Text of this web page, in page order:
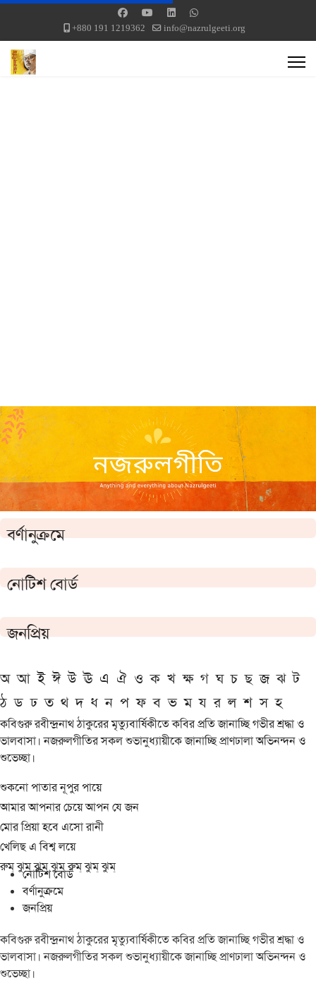
+880 191 1219362 info@nazrulgeeti.org
বর্ণানুক্রমে
নোটিশ বোর্ড
জনপ্রিয়
অ আ ই ঈ উ ঊ এ ঐ ও ক খ ক্ষ গ ঘ চ ছ জ ঝ ট
ঠ ড ঢ ত থ দ ধ ন প ফ ব ভ ম য র ল শ স হ
কবিগুরু রবীন্দ্রনাথ ঠাকুরের মৃত্যুবার্ষিকীতে কবির প্রতি জানাচ্ছি গভীর শ্রদ্ধা ও
ভালবাসা। নজরুলগীতির সকল শুভানুধ্যায়ীকে জানাচ্ছি প্রাণঢালা অভিনন্দন ও
শুভেচ্ছা।
শুকনো পাতার নূপুর পায়ে
আমার আপনার চেয়ে আপন যে জন
মোর প্রিয়া হবে এসো রানী
খেলিছ এ বিশ্ব লয়ে
রুম্ ঝুম্ ঝুম্ ঝুম্ রুম্ ঝুম্ ঝুম্
নোটিশ বোর্ড
বর্ণানুক্রমে
জনপ্রিয়
কবিগুরু রবীন্দ্রনাথ ঠাকুরের মৃত্যুবার্ষিকীতে কবির প্রতি জানাচ্ছি গভীর শ্রদ্ধা ও
ভালবাসা। নজরুলগীতির সকল শুভানুধ্যায়ীকে জানাচ্ছি প্রাণঢালা অভিনন্দন ও
শুভেচ্ছা।